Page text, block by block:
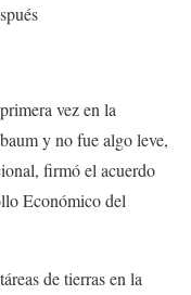
vez en la
y no fue algo leve,
firmó el acuerdo
Económico del
de tierras en la